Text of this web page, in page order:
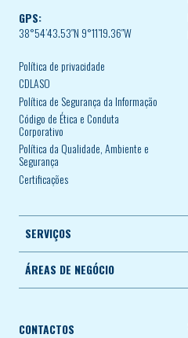
GPS:
38°54’43.53″N 9°11’19.36″W
Política de privacidade
CDLASO
Política de Segurança da Informação
Código de Ética e Conduta
Corporativo
Política da Qualidade, Ambiente e
Segurança
Certificações
SERVIÇOS
ÁREAS DE NEGÓCIO
CONTACTOS